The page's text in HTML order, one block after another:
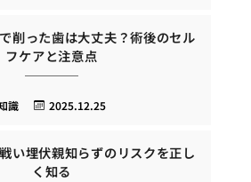
削った歯は大丈夫？術後のセル
フケアと注意点
2025.12.25
識
い埋伏親知らずのリスクを正し
く知る